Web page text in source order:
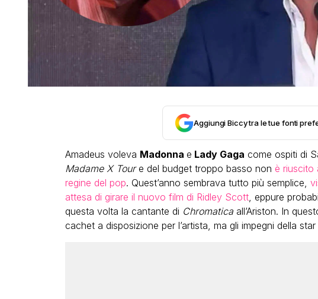
Aggiungi Biccy tra le tue fonti
Amadeus voleva Madonna e Lady Gaga come ospiti di
Madame X Toure del budget troppo basso non è riuscito
regine del pop. Quest’anno sembrava tutto più semplice,
attesa di girare il nuovo film di Ridley Scott, eppure
questa volta la cantante di Chromaticaall’Ariston. In
cachet a disposizione per l’artista, ma gli impegni della